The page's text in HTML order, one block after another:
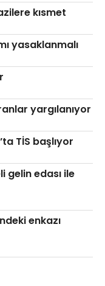
kısmet
yasaklanmalı
yargılanıyor
TİS başlıyor
gelin edası ile
enkazı